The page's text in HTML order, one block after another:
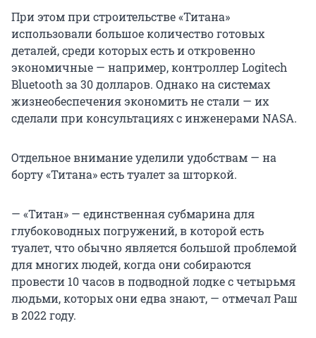
При этом при строительстве «Титана»
использовали большое количество готовых
деталей, среди которых есть и откровенно
экономичные — например, контроллер Logitech
Bluetooth за 30 долларов. Однако на системах
жизнеобеспечения экономить не стали — их
сделали при консультациях с инженерами NASA.
Отдельное внимание уделили удобствам — на
борту «Титана» есть туалет за шторкой.
— «Титан» — единственная субмарина для
глубоководных погружений, в которой есть
туалет, что обычно является большой проблемой
для многих людей, когда они собираются
провести 10 часов в подводной лодке с четырьмя
людьми, которых они едва знают, — отмечал Раш
в 2022 году.